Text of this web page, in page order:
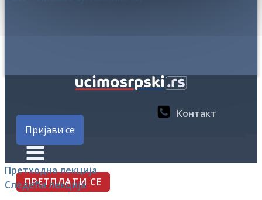
Контакт
Пријави се
ПРЕТПЛАТИ СЕ
Претходна лекција
Следећа лекција